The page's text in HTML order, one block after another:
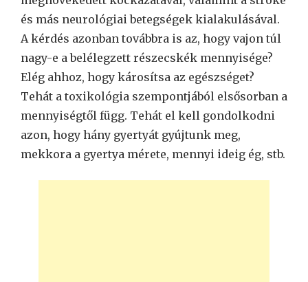
és más neurológiai betegségek kialakulásával.
A kérdés azonban továbbra is az, hogy vajon túl
nagy-e a belélegzett részecskék mennyisége?
Elég ahhoz, hogy károsítsa az egészséget?
Tehát a toxikológia szempontjából elsősorban a
mennyiségtől függ. Tehát el kell gondolkodni
azon, hogy hány gyertyát gyújtunk meg,
mekkora a gyertya mérete, mennyi ideig ég, stb.